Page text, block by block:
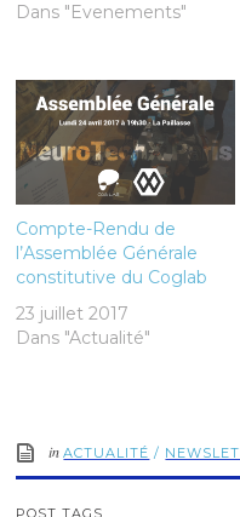
Dans "Evenements"
Compte-Rendu de
l’Assemblée Générale
constitutive du Coglab
23 juillet 2017
Dans "Actualité"
inACTUALITÉ /
POST TAGS